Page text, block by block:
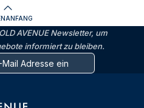
AVENUE Newsletter, um
informiert zu bleiben.